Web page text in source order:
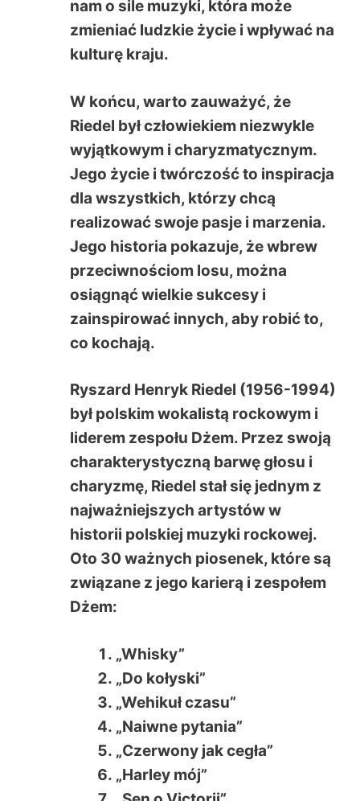
nam o sile muzyki, która może
zmieniać ludzkie życie i wpływać na
kulturę kraju.
W końcu, warto zauważyć, że
Riedel był człowiekiem niezwykle
wyjątkowym i charyzmatycznym.
Jego życie i twórczość to inspiracja
dla wszystkich, którzy chcą
realizować swoje pasje i marzenia.
Jego historia pokazuje, że wbrew
przeciwnościom losu, można
osiągnąć wielkie sukcesy i
zainspirować innych, aby robić to,
co kochają.
Ryszard Henryk Riedel (1956-1994)
był polskim wokalistą rockowym i
liderem zespołu Dżem. Przez swoją
charakterystyczną barwę głosu i
charyzmę, Riedel stał się jednym z
najważniejszych artystów w
historii polskiej muzyki rockowej.
Oto 30 ważnych piosenek, które są
związane z jego karierą i zespołem
Dżem:
„Whisky”
„Do kołyski”
„Wehikuł czasu”
„Naiwne pytania”
„Czerwony jak cegła”
„Harley mój”